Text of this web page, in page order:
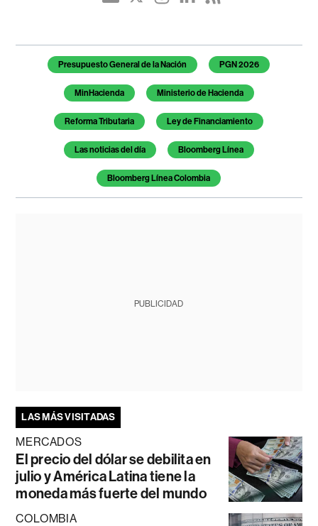
Temas de este artículo
Presupuesto General de la Nación PGN 2026
MinHacienda Ministerio de Hacienda
Reforma Tributaria Ley de Financiamiento
Las noticias del día Bloomberg Línea
Bloomberg Línea Colombia
PUBLICIDAD
LAS MÁS VISITADAS
MERCADOS
El precio del dólar se debilita en
julio y América Latina tiene la
moneda más fuerte del mundo
COLOMBIA